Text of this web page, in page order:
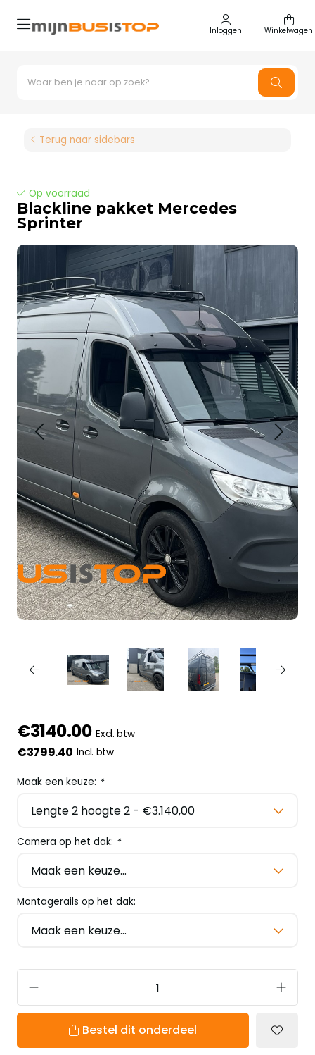
Inloggen Winkelwagen
Terug naar sidebars
Op voorraad
Blackline pakket Mercedes
Sprinter
€3140.00 Excl. btw
€3799.40 Incl. btw
Maak een keuze: *
Camera op het dak: *
Montagerails op het dak:
Bestel dit onderdeel